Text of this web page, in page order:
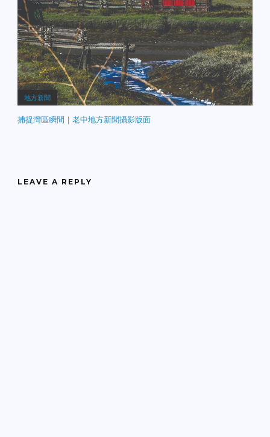
地方新聞
捕捉灣區瞬間｜老中地方新聞攝影版面
LEAVE A REPLY